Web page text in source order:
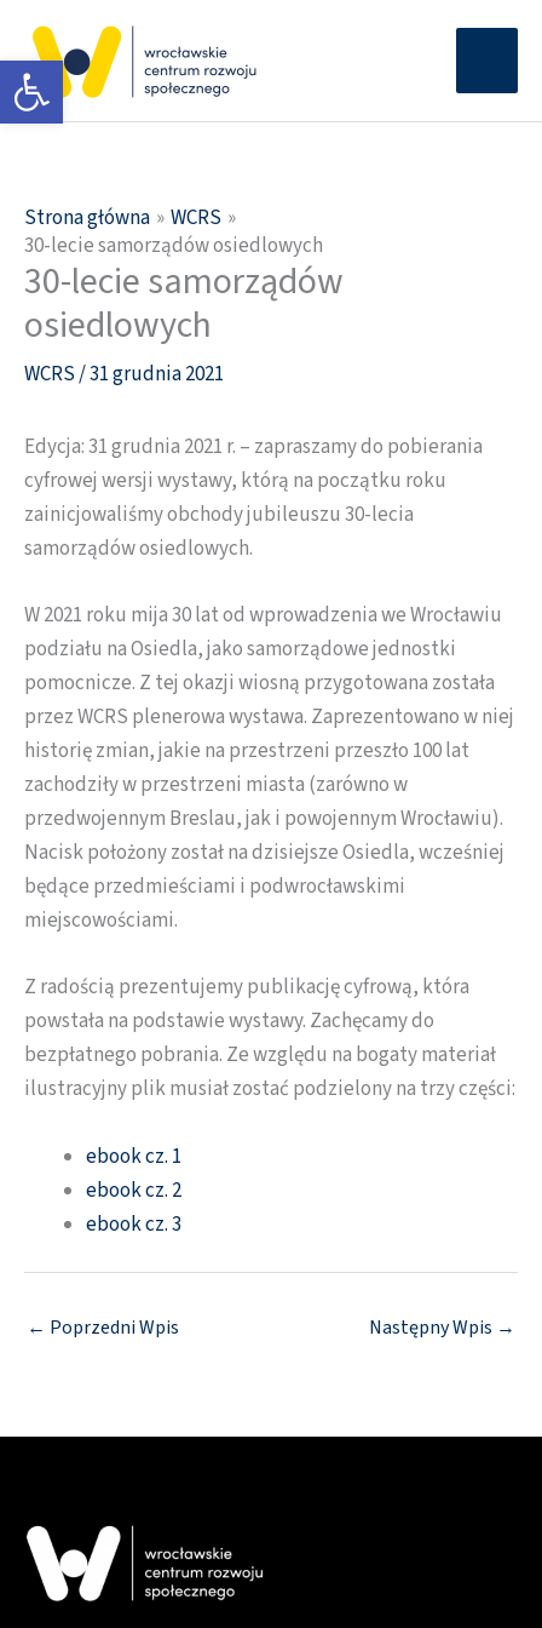
Otwórz pasek narzędzi
treści
Strona główna
WCRS
30-lecie samorządów osiedlowych
30-lecie samorządów
osiedlowych
WCRS/31 grudnia 2021
Edycja: 31 grudnia 2021 r. – zapraszamy do pobierania
cyfrowej wersji wystawy, którą na początku roku
zainicjowaliśmy obchody jubileuszu 30-lecia
samorządów osiedlowych.
W 2021 roku mija 30 lat od wprowadzenia we Wrocławiu
podziału na Osiedla, jako samorządowe jednostki
pomocnicze. Z tej okazji wiosną przygotowana została
przez WCRS plenerowa wystawa. Zaprezentowano w niej
historię zmian, jakie na przestrzeni przeszło 100 lat
zachodziły w przestrzeni miasta (zarówno w
przedwojennym Breslau, jak i powojennym Wrocławiu).
Nacisk położony został na dzisiejsze Osiedla, wcześniej
będące przedmieściami i podwrocławskimi
miejscowościami.
Z radością prezentujemy publikację cyfrową, która
powstała na podstawie wystawy. Zachęcamy do
bezpłatnego pobrania. Ze względu na bogaty materiał
ilustracyjny plik musiał zostać podzielony na trzy części:
ebook cz. 1
ebook cz. 2
ebook cz. 3
← Poprzedni Wpis Następny Wpis →